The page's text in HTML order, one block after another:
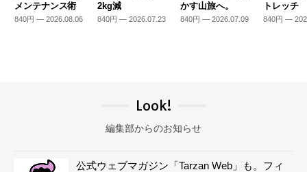
メンテナンス術
840円 — 2026.08.06
2kg減
840円 — 2026.07.23
かす山旅へ。
840円 — 2026.07.09
トレッチ
840円 —
Look!
編集部からのお知らせ
公式ウェブマガジン「Tarzan Web」も。フィ